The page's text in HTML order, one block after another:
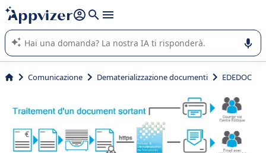
righe con
shift + enter
L'IA di Appvizer vi guida nell'utilizzo o nella scelta di un
software SaaS per la vostra azienda.
Comunicazione Dematerializzazione documenti EDEDOC